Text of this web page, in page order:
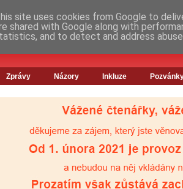
Zprávy Názory Inkluze
site uses cookies from Google to
shared with Google along with
and to detect and address